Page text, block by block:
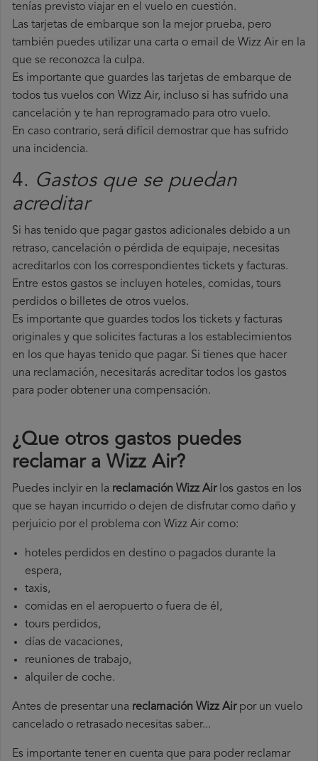
tenías previsto viajar en el vuelo en cuestión.
Las tarjetas de embarque son la mejor prueba, pero
también puedes utilizar una carta o email de Wizz Air en la
que se reconozca la culpa.
Es importante que guardes las tarjetas de embarque de
todos tus vuelos con Wizz Air, incluso si has sufrido una
cancelación y te han reprogramado para otro vuelo.
En caso contrario, será difícil demostrar que has sufrido
una incidencia.
4. Gastos que se puedan
acreditar
Si has tenido que pagar gastos adicionales debido a un
retraso, cancelación o pérdida de equipaje, necesitas
acreditarlos con los correspondientes tickets y facturas.
Entre estos gastos se incluyen hoteles, comidas, tours
perdidos o billetes de otros vuelos.
Es importante que guardes todos los tickets y facturas
originales y que solicites facturas a los establecimientos
en los que hayas tenido que pagar. Si tienes que hacer
una reclamación, necesitarás acreditar todos los gastos
para poder obtener una compensación.
¿Que otros gastos puedes
reclamar a Wizz Air​?
Puedes inclyir en la reclamación Wizz Airlos gastos en los
que se hayan incurrido o dejen de disfrutar como daño y
perjuicio por el problema con Wizz Air como:
hoteles perdidos en destino o pagados durante la
espera,
taxis,
comidas en el aeropuerto o fuera de él,
tours perdidos,
días de vacaciones,
reuniones de trabajo,
alquiler de coche.
Antes de presentar una reclamación Wizz Airpor un vuelo
cancelado o retrasado necesitas saber...
Es importante tener en cuenta que para poder reclamar